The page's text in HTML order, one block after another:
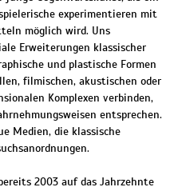
experimentieren mit
möglich wird. Uns
Erweiterungen klassischer
und plastische Formen
filmischen, akustischen oder
Komplexen verbinden,
entsprechen.
Medien, die klassische
2003 auf das Jahrzehnte